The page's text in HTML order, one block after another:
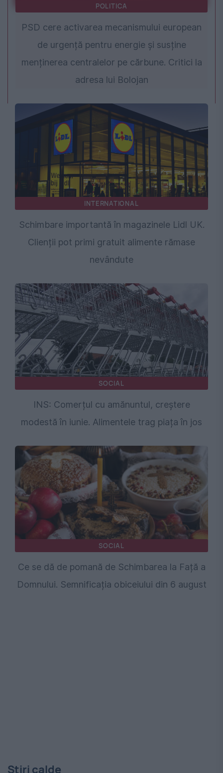
POLITICA
PSD cere activarea mecanismului european
de urgență pentru energie și susține
menținerea centralelor pe cărbune. Critici la
adresa lui Bolojan
INTERNATIONAL
Schimbare importantă în magazinele Lidl UK.
Clienții pot primi gratuit alimente rămase
nevândute
SOCIAL
INS: Comerțul cu amănuntul, creștere
modestă în iunie. Alimentele trag piața în jos
SOCIAL
Ce se dă de pomană de Schimbarea la Față a
Domnului. Semnificația obiceiului din 6 august
Stiri calde